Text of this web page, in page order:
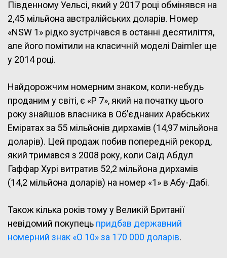
Південному Уельсі, який у 2017 році обмінявся на
2,45 мільйона австралійських доларів. Номер
«NSW 1» рідко зустрічався в останні десятиліття,
але його помітили на класичній моделі Daimler ще
у 2014 році.
Найдорожчим номерним знаком, коли-небудь
проданим у світі, є «P 7», який на початку цього
року знайшов власника в Об’єднаних Арабських
Еміратах за 55 мільйонів дирхамів (14,97 мільйона
доларів). Цей продаж побив попередній рекорд,
який тримався з 2008 року, коли Саїд Абдул
Гаффар Хурі витратив 52,2 мільйона дирхамів
(14,2 мільйона доларів) на номер «1» в Абу-Дабі.
Також кілька років тому у Великій Британії
невідомий покупець придбав державний
номерний знак «O 10» за 170 000 доларів.